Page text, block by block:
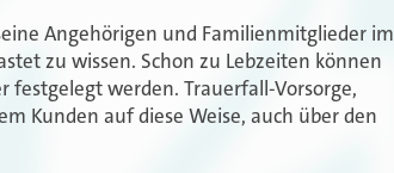
Angehörigen und Familienmitglieder im
zu wissen. Schon zu Lebzeiten können
werden. Trauerfall-Vorsorge,
Kunden auf diese Weise, auch über den